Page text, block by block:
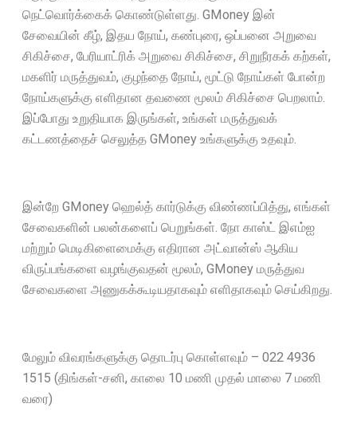
நெட்வொர்க்கைக் கொண்டுள்ளது. GMoney இன்
சேவையின் கீழ், இதய நோய், கண்புரை, ஒப்பனை அறுவை
சிகிச்சை, பேரியாட்ரிக் அறுவை சிகிச்சை, சிறுநீரகக் கற்கள்,
மகளிர் மருத்துவம், குழந்தை நோய், மூட்டு நோய்கள் போன்ற
நோய்களுக்கு எளிதான தவணை மூலம் சிகிச்சை பெறலாம்.
இப்போது உறுதியாக இருங்கள், உங்கள் மருத்துவக்
கட்டணத்தைச் செலுத்த GMoney உங்களுக்கு உதவும்.
இன்றே GMoney ஹெல்த் கார்டுக்கு விண்ணப்பித்து, எங்கள்
சேவைகளின் பலன்களைப் பெறுங்கள். நோ காஸ்ட் இஎம்ஐ
மற்றும் மெடிகிளைமைக்கு எதிரான அட்வான்ஸ் ஆகிய
விருப்பங்களை வழங்குவதன் மூலம், GMoney மருத்துவ
சேவைகளை அணுகக்கூடியதாகவும் எளிதாகவும் செய்கிறது.
மேலும் விவரங்களுக்கு தொடர்பு கொள்ளவும் – 022 4936
1515 (திங்கள்-சனி, காலை 10 மணி முதல் மாலை 7 மணி
வரை)